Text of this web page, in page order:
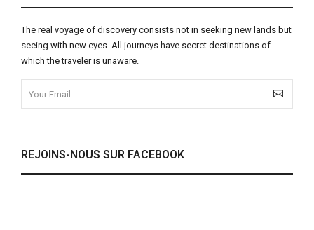
The real voyage of discovery consists not in seeking new lands but
seeing with new eyes. All journeys have secret destinations of
which the traveler is unaware.
REJOINS-NOUS SUR FACEBOOK